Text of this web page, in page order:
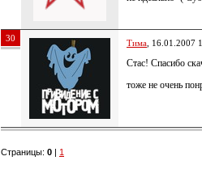
30 Тима , 16.01.2007
Стас! Спасибо
тоже не очень
Страницы: 0 | 1